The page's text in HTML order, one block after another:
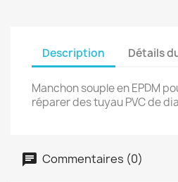
Description Détails
Manchon souple en EPDM
réparer des tuyau PVC de
Commentaires (0)